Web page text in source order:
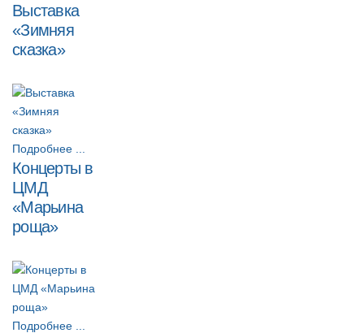
Выставка
«Зимняя
сказка»
Подробнее ...
Концерты в
ЦМД
«Марьина
роща»
Подробнее ...